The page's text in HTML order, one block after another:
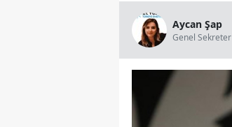
Aycan Şap
Genel Sekreter